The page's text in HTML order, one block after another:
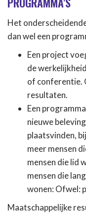
Het
dan wel een
Een project
de
of conferentie.
resultaten.
Een
nieuwe
plaatsvinden,
meer mensen
mensen die lid
mensen die
wonen: Ofwel:
Maatschappelijke